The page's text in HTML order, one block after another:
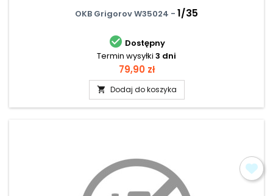
OKB Grigorov W35024 - 1/35
 Dostępny
Termin wysyłki 3 dni
Cena
79,90 zł
 Dodaj do koszyka